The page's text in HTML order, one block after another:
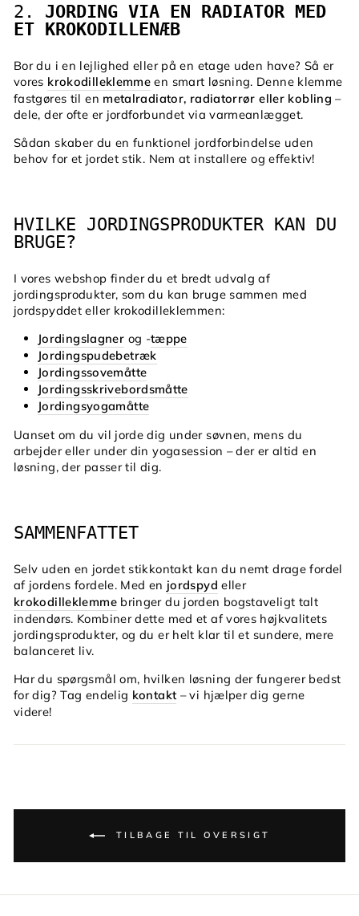
2. JORDING VIA EN RADIATOR MED
ET KROKODILLENÆB
Bor du i en lejlighed eller på en etage uden have? Så er
vores krokodilleklemme en smart løsning. Denne klemme
fastgøres til en metalradiator, radiatorrør eller kobling –
dele, der ofte er jordforbundet via varmeanlægget.
Sådan skaber du en funktionel jordforbindelse uden
behov for et jordet stik. Nem at installere og effektiv!
HVILKE JORDINGSPRODUKTER KAN DU
BRUGE?
I vores webshop finder du et bredt udvalg af
jordingsprodukter, som du kan bruge sammen med
jordspyddet eller krokodilleklemmen:
Jordingslagner og -tæppe
Jordingspudebetræk
Jordingssovemåtte
Jordingsskrivebordsmåtte
Jordingsyogamåtte
Uanset om du vil jorde dig under søvnen, mens du
arbejder eller under din yogasession – der er altid en
løsning, der passer til dig.
SAMMENFATTET
Selv uden en jordet stikkontakt kan du nemt drage fordel
af jordens fordele. Med en jordspyd eller
krokodilleklemmebringer du jorden bogstaveligt talt
indendørs. Kombiner dette med et af vores højkvalitets
jordingsprodukter, og du er helt klar til et sundere, mere
balanceret liv.
Har du spørgsmål om, hvilken løsning der fungerer bedst
for dig? Tag endelig kontakt – vi hjælper dig gerne
videre!
TILBAGE TIL OVERSIGT